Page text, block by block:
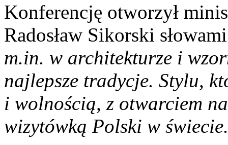
Konferencję otworzył
Radosław Sikorski
m.in. w architekturze i
najlepsze tradycje. Stylu,
i wolnością, z otwarciem
wizytówką Polski w świecie.